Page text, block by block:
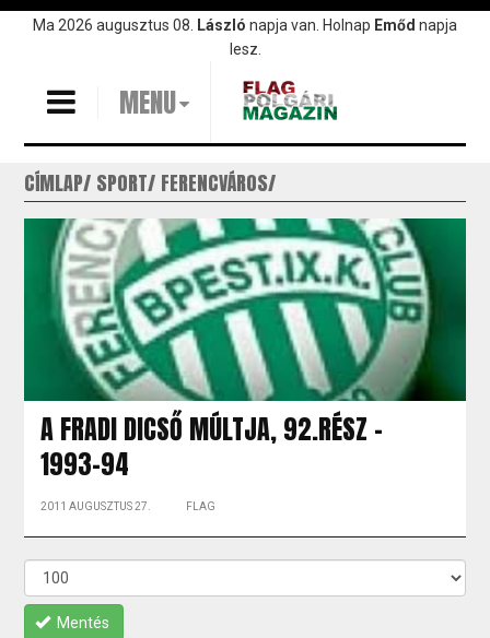
UgrásMa 2026 augusztus 08. László napja van. Holnap Emőd napja
lesz.
MENU
CÍMLAP SPORT FERENCVÁROS
A FRADI DICSŐ MÚLTJA, 92.RÉSZ –
1993-94
2011 AUGUSZTUS 27. FLAG
Mentés